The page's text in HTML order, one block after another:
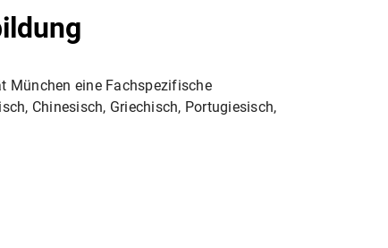
München eine Fachspezifische
Chinesisch, Griechisch, Portugiesisch,